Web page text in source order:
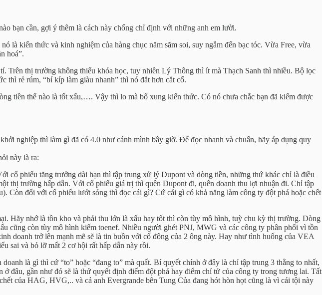
bạn cần, gợi ý thêm là cách này chống chỉ định với những anh em lười.
kiến thức và kinh nghiệm của hàng chục năm săm soi, suy ngẫm đến bạc tóc. Vừa Free, vừa
hoá”.
Trên thị trường không thiếu khóa học, tuy nhiên Lý Thông thì ít mà Thạch Sanh thì nhiều. Bộ lọc
thì rẻ rúm, “bí kíp làm giàu nhanh” thì nó đắt hơn cắt cổ.
tiền thế nào là tốt xấu,…. Vậy thì lo mà bổ xung kiến thức. Có nó chưa chắc bạn đã kiếm được
nghiệp thì làm gì đã có 4.0 như cánh mình bây giờ. Để đọc nhanh và chuẩn, hãy áp dụng quy
này là ra:
cổ phiếu tăng trưởng dài hạn thì tập trung xử lý Dupont và dòng tiền, những thứ khác chỉ là điều
thị trường hấp dẫn. Với cổ phiếu giá trị thì quên Dupont đi, quên doanh thu lợi nhuận đi. Chỉ tập
Còn đối với cổ phiếu lướt sóng thì đọc cái gì? Cứ cái gì có khả năng làm công ty đột phá hoặc chết
Hãy nhớ là tồn kho và phải thu lớn là xấu hay tốt thì còn tùy mô hình, tuỳ chu kỳ thị trường. Dòng
cũng còn tùy mô hình kiếm toenef. Nhiều người ghét PNJ, MWG và các công ty phân phối vì tồn
doanh trở lên mạnh mẽ sẽ là tin buồn với cổ đông của 2 ông này. Hay như tình huống của VEA
sai và bỏ lỡ mất 2 cơ hội rất hấp dẫn này rồi.
là gì thì cứ “to” hoặc “đang to” mà quất. Bí quyết chính ở đây là chỉ tập trung 3 thằng to nhất,
đâu, gần như đó sẽ là thứ quyết định điểm đột phá hay điểm chí tử của công ty trong tương lai. Tất
của HAG, HVG,.. và cả anh Evergrande bên Tung Của đang hót hòn họt cũng là vì cái tội này